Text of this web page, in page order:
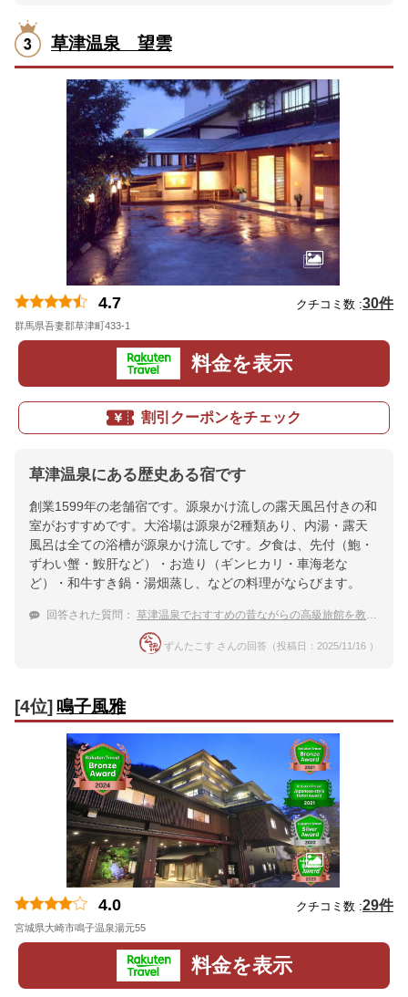
草津温泉 望雲
4.7 クチコミ数 :30件
群馬県吾妻郡草津町433-1
料金を表示
割引クーポンをチェック
草津温泉にある歴史ある宿です
創業1599年の老舗宿です。源泉かけ流しの露天風呂付きの和
室がおすすめです。大浴場は源泉が2種類あり、内湯・露天
風呂は全ての浴槽が源泉かけ流しです。夕食は、先付（鮑・
ずわい蟹・鮟肝など）・お造り（ギンヒカリ・車海老な
ど）・和牛すき鍋・湯畑蒸し、などの料理がならびます。
回答された質問： 草津温泉でおすすめの昔ながらの高級旅館を教えて！
ずんたこす さんの回答（投稿日：2025/11/16 ）
[4位]鳴子風雅
4.0 クチコミ数 :29件
宮城県大崎市鳴子温泉湯元55
料金を表示